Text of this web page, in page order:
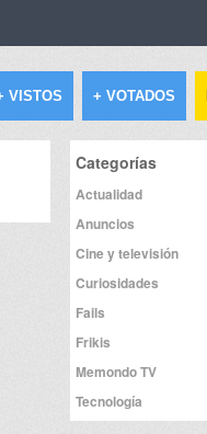
VISTOS + VOTADOS
Categorías
Actualidad
Anuncios
Cine y televisión
Curiosidades
Fails
Frikis
Memondo TV
Tecnología